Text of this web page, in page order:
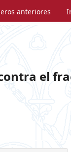
anteriores
el